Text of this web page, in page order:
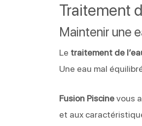
Traitement
Maintenir une
Le traitement de
Une eau mal
Fusion Piscinevous
et aux